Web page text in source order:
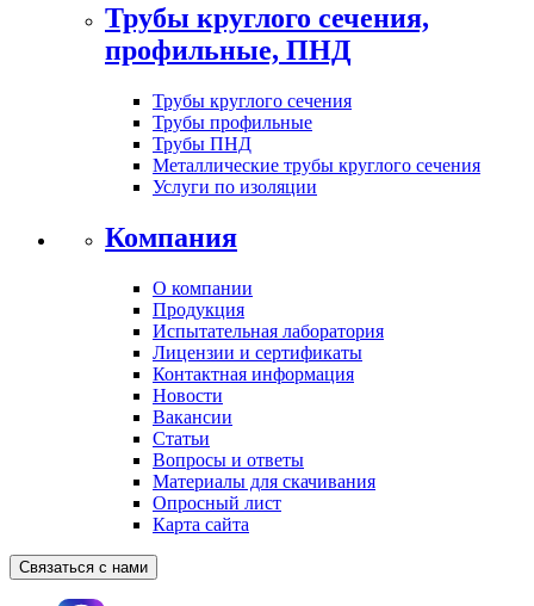
Трубы круглого сечения,
профильные, ПНД
Трубы круглого сечения
Трубы профильные
Трубы ПНД
Металлические трубы круглого сечения
Услуги по изоляции
Компания
О компании
Продукция
Испытательная лаборатория
Лицензии и сертификаты
Контактная информация
Новости
Вакансии
Статьи
Вопросы и ответы
Материалы для скачивания
Опросный лист
Карта сайта
Связаться с нами